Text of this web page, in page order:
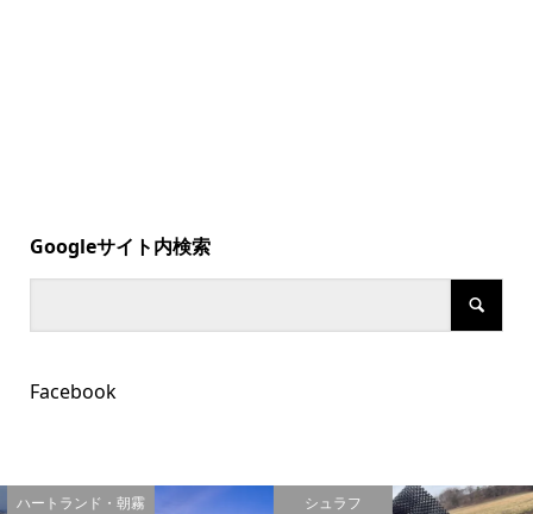
Googleサイト内検索
Facebook
ハートランド・朝霧 シュラフ